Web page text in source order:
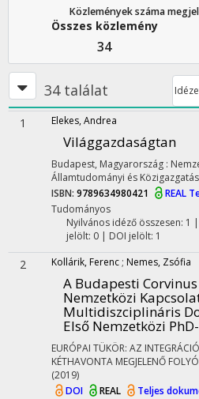
Közlemények száma
Összes közlemény
34
34 találat
1 Elekes, Andrea
Világgazdaságtan
Budapest, Magyarország :
Államtudományi és
ISBN: 9789634980421 REAL
Tudományos
Nyilvános idéző összesen: 1
jelölt: 0 | DOI jelölt: 1
2 Kollárik, Ferenc ; Nemes, Zsófia
A Budapesti
Nemzetközi
Multidiszciplináris
Első Nemzetközi
EURÓPAI TÜKÖR: AZ
KÉTHAVONTA MEGJELENŐ
(2019)
DOI
REAL
Teljes